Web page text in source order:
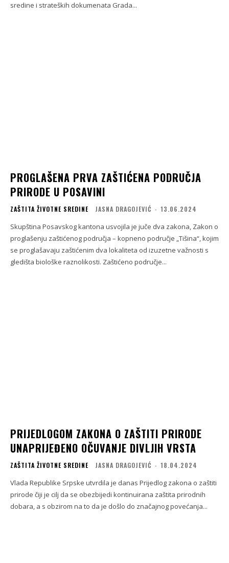
sredine i strateških dokumenata Grada...
PROGLAŠENA PRVA ZAŠTIĆENA PODRUČJA
PRIRODE U POSAVINI
ZAŠTITA ŽIVOTNE SREDINE JASNA DRAGOJEVIĆ - 13.06.2024
Skupština Posavskog kantona usvojila je juče dva zakona, Zakon o
proglašenju zaštićenog područja – kopneno područje „Tišina“, kojim
se proglašavaju zaštićenim dva lokaliteta od izuzetne važnosti s
gledišta biološke raznolikosti. Zaštićeno područje...
PRIJEDLOGOM ZAKONA O ZAŠTITI PRIRODE
UNAPRIJEĐENO OČUVANJE DIVLJIH VRSTA
ZAŠTITA ŽIVOTNE SREDINE JASNA DRAGOJEVIĆ - 18.04.2024
Vlada Republike Srpske utvrdila je danas Prijedlog zakona o zaštiti
prirode čiji je cilj da se obezbijedi kontinuirana zaštita prirodnih
dobara, a s obzirom na to da je došlo do značajnog povećanja...